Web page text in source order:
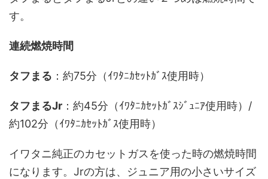
す。
連続燃焼時間
タフまる ：約75分（ｲﾜﾀﾆｶｾｯﾄｶﾞｽ使用時）
タフまるJr ：約45分（ｲﾜﾀﾆｶｾｯﾄｶﾞｽｼﾞｭﾆｱ使用時）/
約102分（ｲﾜﾀﾆｶｾｯﾄｶﾞｽ使用時）
イワタニ純正のカセットガスを使った時の燃焼時間
になります。Jrの方は、ジュニア用の小さいサイズ